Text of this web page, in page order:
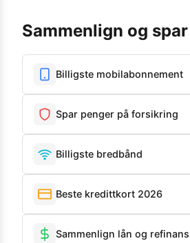
Sammenlign og
Billigste mobilabonnement
Spar penger på forsikring
Billigste bredbånd
Beste kredittkort 2026
Sammenlign lån og